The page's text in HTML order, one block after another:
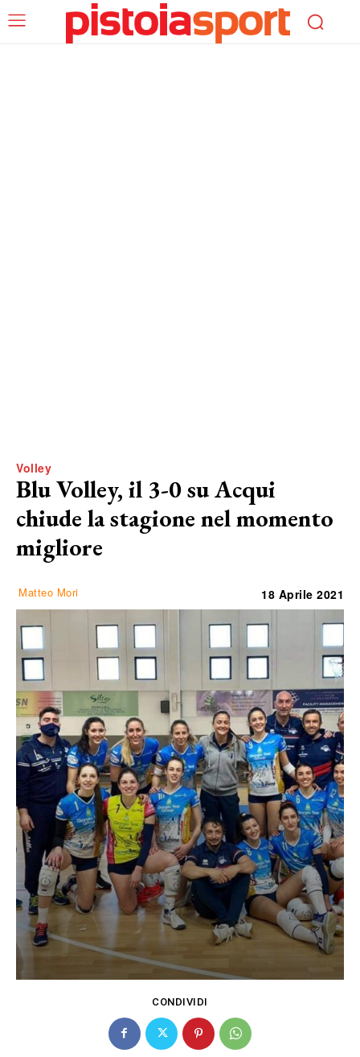
Volley
Blu Volley, il 3-0 su Acqui
chiude la stagione nel momento
migliore
Matteo Mori 18 Aprile 2021
CONDIVIDI